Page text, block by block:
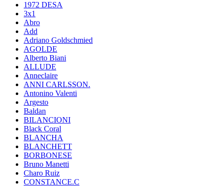
1972 DESA
3x1
Abro
Add
Adriano Goldschmied
AGOLDE
Alberto Biani
ALLUDE
Anneclaire
ANNI CARLSSON.
Antonino Valenti
Argesto
Baldan
BILANCIONI
Black Coral
BLANCHA
BLANCHETT
BORBONESE
Bruno Manetti
Charo Ruiz
CONSTANCE.C